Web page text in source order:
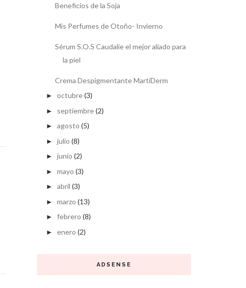
Beneficios de la Soja
Mis Perfumes de Otoño- Invierno
Sérum S.O.S Caudalie el mejor aliado para
la piel
Crema Despigmentante MartiDerm
► octubre(3)
► septiembre(2)
► agosto (5)
► julio (8)
► junio (2)
► mayo (3)
► abril (3)
► marzo (13)
► febrero (8)
► enero (2)
ADSENSE